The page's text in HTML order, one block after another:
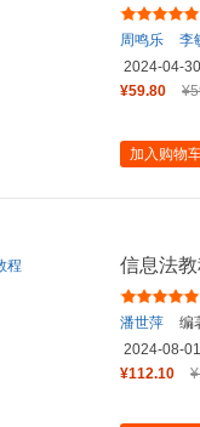
周鸣乐
李
冯正乾
王
2024-04-30
¥59.80
加入购物
信息法
潘世萍
编
2024-08-01
¥112.10